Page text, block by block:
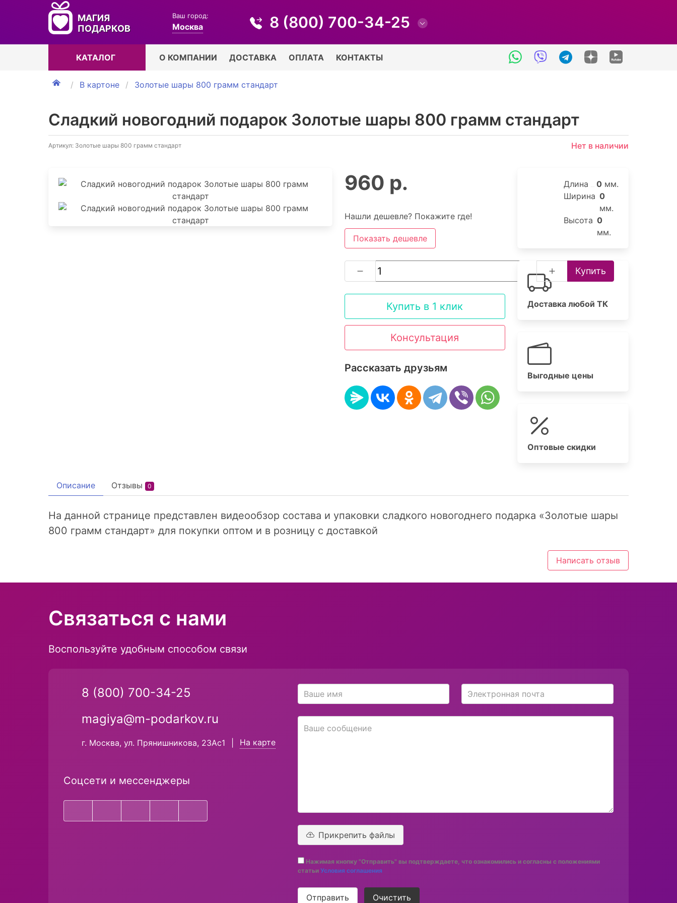
МАГИЯ
ПОДАРКОВ
Ваш город:
Москва 8 (800) 700-34-25
КАТАЛОГ О КОМПАНИИ ДОСТАВКА ОПЛАТА КОНТАКТЫ
В картоне Золотые шары 800 грамм стандарт
Сладкий новогодний подарок Золотые шары 800 грамм стандарт
Артикул: Золотые шары 800 грамм стандарт Нет в наличии
960 р.
Нашли дешевле? Покажите где!
Показать дешевле
Купить
Купить в 1 клик
Консультация
Рассказать друзьям
Длина 0мм.
Ширина 0
мм.
Высота 0
мм.
Доставка любой ТК
Выгодные цены
Оптовые скидки
Описание Отзывы 0
На данной странице представлен видеообзор состава и упаковки сладкого новогоднего подарка «Золотые шары
800 грамм стандарт» для покупки оптом и в розницу с доставкой
Написать отзыв
Связаться с нами
Воспользуйте удобным способом связи
8 (800) 700-34-25
magiya@m-podarkov.ru
г. Москва, ул. Прянишникова, 23Ас1 На карте
Соцсети и мессенджеры
Прикрепить файлы
Нажимая кнопку "Отправить" вы подтверждаете, что ознакомились и согласны с положениями
статьи Условия соглашения
Отправить Очистить